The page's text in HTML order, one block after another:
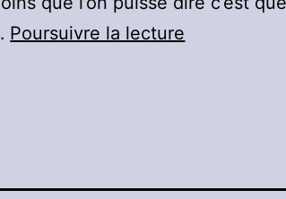
Poursuivre la lecture
Rogue